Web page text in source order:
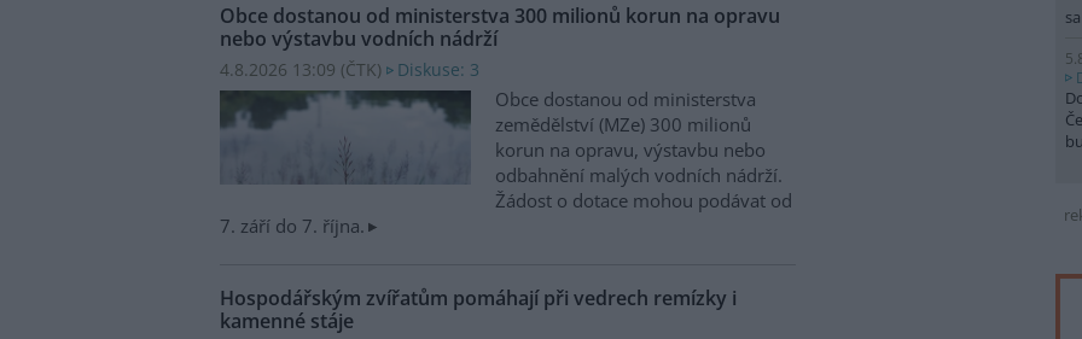
Obce dostanou od ministerstva 300 milionů korun na opravu
nebo výstavbu vodních nádrží
4.8.2026 13:09 (ČTK) Diskuse: 3
Obce dostanou od ministerstva
zemědělství (MZe) 300 milionů
korun na opravu, výstavbu nebo
odbahnění malých vodních nádrží.
Žádost o dotace mohou podávat od
7. září do 7. října.
Hospodářským zvířatům pomáhají při vedrech remízky i
kamenné stáje